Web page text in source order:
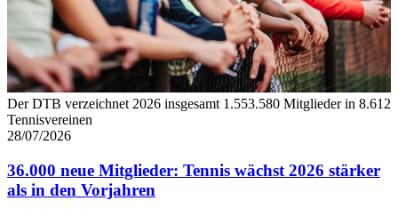
Der DTB verzeichnet 2026 insgesamt 1.553.580 Mitglieder in 8.612
Tennisvereinen
28/07/2026
36.000 neue Mitglieder: Tennis wächst 2026 stärker
als in den Vorjahren